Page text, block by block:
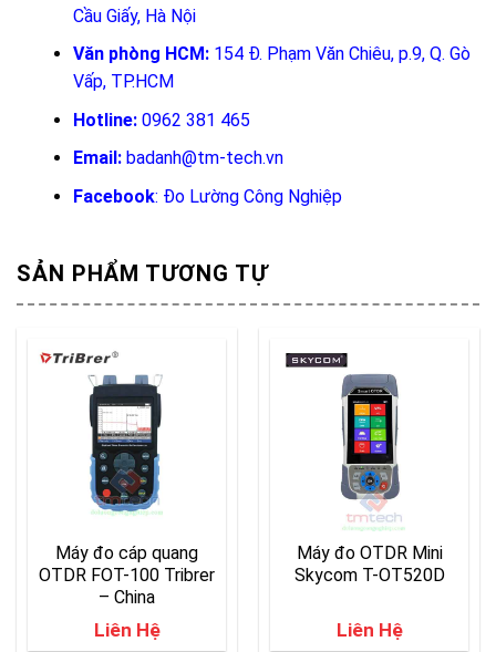
Cầu Giấy, Hà Nội
Văn phòng HCM:154 Đ. Phạm Văn Chiêu, p.9, Q. Gò
Vấp, TP.HCM
Hotline: 0962 381 465
Email: badanh@tm-tech.vn
Facebook: Đo Lường Công Nghiệp
SẢN PHẨM TƯƠNG TỰ
Máy đo cáp quang
OTDR FOT-100 Tribrer
– China
Liên Hệ
Máy đo OTDR Mini
Skycom T-OT520D
Liên Hệ